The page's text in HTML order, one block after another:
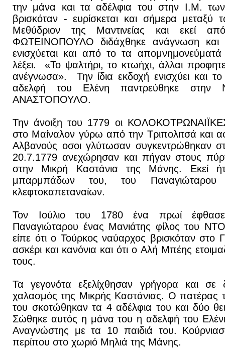
την μάνα και τα αδέλφια του στην Ι.Μ.
βρισκόταν - ευρίσκεται και σήμερα μεταξύ
Μεθύδριον της Μαντινείας και εκεί
ΦΩΤΕΙΝΟΠΟΥΛΟ διδάχθηκε ανάγνωση
ενισχύεται και από το τα
λέξει. «Το ψαλτήρι, το κτωήχι, άλλαι
ανέγνωσα». Την ίδια εκδοχή ενισχύει και
αδελφή του Ελένη παντρεύθηκε στην
ΑΝΑΣΤΟΠΟΥΛΟ.
Την άνοιξη του 1779 οι ΚΟΛΟΚΟΤΡΩΝΑΙΪΚΕΣ
στο Μαίναλον γύρω από την Τριπολιτσά και
Αλβανούς οσοι γλύτωσαν συγκεντρώθηκαν
20.7.1779 ανεχώρησαν και πήγαν στους
στην Μικρή Καστάνια της Μάνης. Εκεί
μπαρμπάδων του, του
κλεφτοκαπεταναίων.
Τον Ιούλιο του 1780 ένα πρωί
Παναγιώταρου ένας Μανιάτης φίλος του
είπε ότι ο Τούρκος ναύαρχος βρισκόταν στο
ασκέρι και κανόνια και ότι ο Αλή Μπέης
τους.
Τα γεγονότα εξελίχθησαν γρήγορα και σε
χαλασμός της Μικρής Καστάνιας. Ο πατέρας
του σκοτώθηκαν τα 4 αδέλφια του και δύο
Σώθηκε αυτός η μάνα του η αδελφή του
Αναγνώστης με τα 10 παιδιά του.
περίπου στο χωριό Μηλιά της Μάνης.